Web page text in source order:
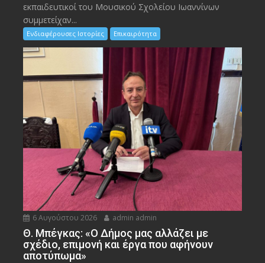
εκπαιδευτικοί του Μουσικού Σχολείου Ιωαννίνων
συμμετείχαν...
Ενδιαφέρουσες Ιστορίες Επικαιρότητα
6 Αυγούστου 2026 admin admin
Θ. Μπέγκας: «Ο Δήμος μας αλλάζει με
σχέδιο, επιμονή και έργα που αφήνουν
αποτύπωμα»